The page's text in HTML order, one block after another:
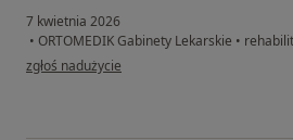
7 kwietnia 2026
• ORTOMEDIK Gabinety Lekarskie •
w opinii użytkownika Katarzyna B-S
zgłoś nadużycie